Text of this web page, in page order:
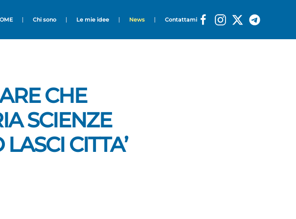
Chi sono Le mie idee News Contattami
CHE
SCIENZE
CITTA’